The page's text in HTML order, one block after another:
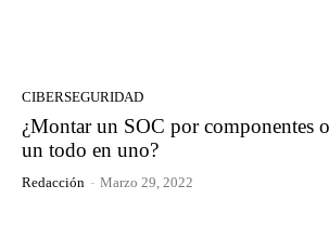
CIBERSEGURIDAD
¿Montar un SOC por componentes
un todo en uno?
Redacción - Marzo 29, 2022